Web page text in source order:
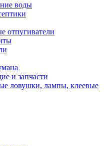
воды
отпугиватели
и запчасти
ловушки, лампы, клеевые